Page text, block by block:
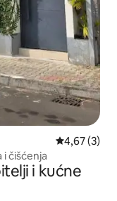
Prosječna
4,67 (3)
i čišćenja
i kućne